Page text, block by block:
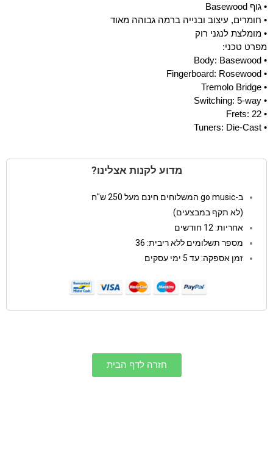
• גוף Basewood
• חומרים, עיצוב ובנייה ברמה גבוהה מאוד
• מומלצת לנגני רוק
מפרט טכני:
• Body: Basewood
• Fingerboard: Rosewood
• Tremolo Bridge
• Switching: 5-way
• Frets: 22
• Tuners: Die-Cast
מדוע לקנות אצלינו?
ב-go music המשלוחים חינם מעל 250 ש"ח
(לא תקף במבצעים)
אחריות: 12 חודשים
מספר תשלומים ללא ריבית: 36
זמן אספקה: עד 5 ימי עסקים
חזרה לדף הבית